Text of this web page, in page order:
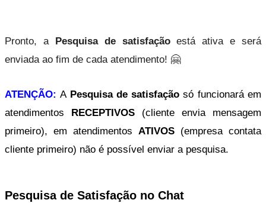
Pronto, a Pesquisa de satisfação está ativa e será
enviada ao fim de cada atendimento! 🤗
ATENÇÃO: A Pesquisa de satisfação só funcionará em
atendimentos RECEPTIVOS (cliente envia mensagem
primeiro), em atendimentos ATIVOS (empresa contata
cliente primeiro) não é possível enviar a pesquisa.
Pesquisa de Satisfação no Chat